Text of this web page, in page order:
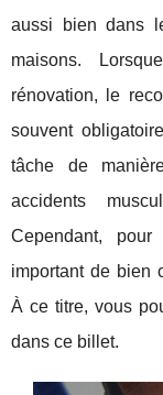
aussi bien dans
maisons.
rénovation, le
souvent
tâche de
accidents
Cependant,
important de bien
À ce titre, vous
dans ce billet.